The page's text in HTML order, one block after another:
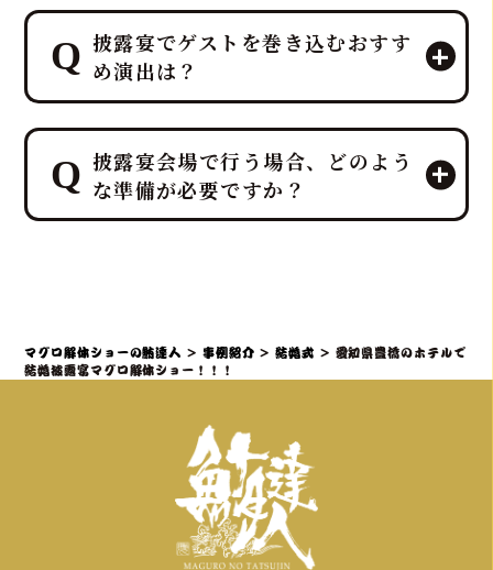
マグロ解体ショーのパイオニア「鮪達
人」は、「幸せを呼ぶ魚」マグロを最
大限に活かし、マグロ入刀式や「愛の
マグロバイト」などの特別なゲスト参
加型演出を、ホテルレベルのプロの演
出力とノウハウで司会者・プランナー
と連携し、お二人の門出を完璧にサポ
ートします。
披露宴でゲストを巻き込むおすす
め演出は？
鮪達人では、40kg以上の生マグロの入
刀や記念撮影タイムなど、ゲスト参加
型の贅沢でエンターテイメント性の高
いサプライズ演出を、ホテルレベルの
われるような特別な体験を提供しま
披露宴会場で行う場合、どのよう
な準備が必要ですか？
実績を持つ私たちが、会場となるホテ
備をサポートいたしますのでご安心く
マグロ解体ショーの鮪達人 > 事例紹介 >結婚式 > 愛知県豊橋のホテルで
結婚披露宴マグロ解体ショー！！！